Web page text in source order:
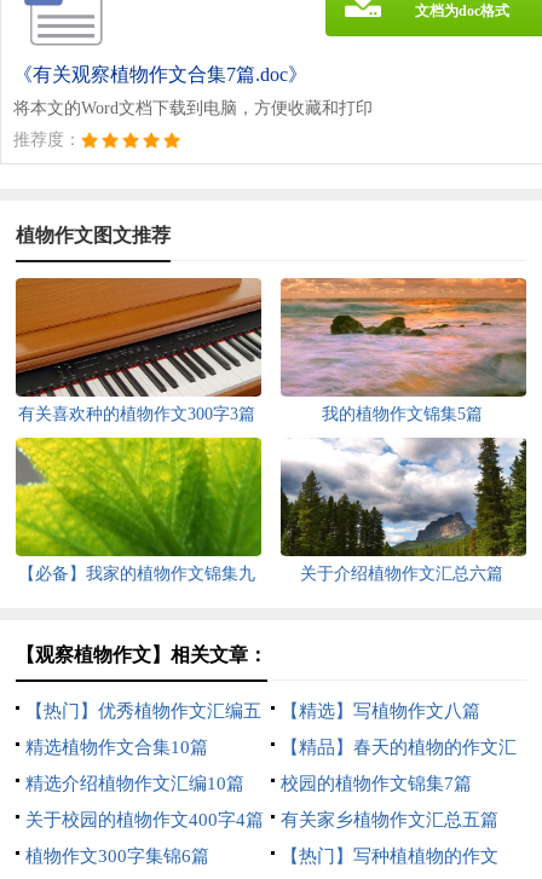
《有关观察植物作文合集7篇.doc》
将本文的Word文档下载到电脑，方便收藏和打印
推荐度：
文档为doc格式
植物作文图文推荐
有关喜欢种的植物作文300字3篇 我的植物作文锦集5篇
【必备】我家的植物作文锦集九
关于介绍植物作文汇总六篇
【观察植物作文】相关文章：
【热门】优秀植物作文汇编五
篇
【精选】写植物作文八篇
精选植物作文合集10篇
【精品】春天的植物的作文汇
总7篇
精选介绍植物作文汇编10篇
校园的植物作文锦集7篇
关于校园的植物作文400字4篇
有关家乡植物作文汇总五篇
植物作文300字集锦6篇
【热门】写种植植物的作文